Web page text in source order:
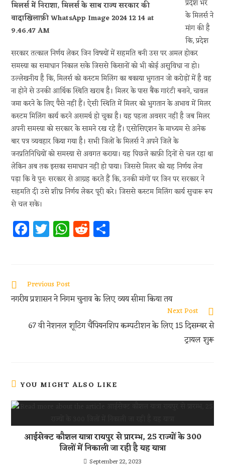
प्रदेश भर
के मिलर्स ने
मांग की है
कि, प्रदेश
सरकार तत्काल निर्णय लेकर जिन विषयों में सहमति बनी उस पर अमल होकर
समस्या का समाधान निकाल सके जिससे किसानों को भी कोई असुविधा ना हो।
उल्लेखनीय है कि, मिलर्स को कस्टम मिलिंग का बकाया भुगतान जो करोड़ों में है वह
ना होने से उनकी आर्थिक स्थिति खराब है। मिलर के पास बैंक गारंटी बनाने, चावल
जमा करने के लिए पैसे नहीं हैं। ऐसी स्थिति में मिलर को भुगतान के अभाव में मिलर
कस्टम मिलिंग कार्य करने असमर्थ हो चुका है। यह पहला अवसर नहीं है जब मिलर
अपनी समस्या को सरकार के सामने रख रहे हैं। एसोसिएशन के माध्यम से अनेक
बार पत्र व्यवहार किया गया है। सभी जिलों के मिलर्स ने अपने जिले के
जनप्रतिनिधियों को समस्या से अवगत कराया। यह पिछले काफ़ी दिनों से चल रहा था
लेकिन अब तक इसका समाधान नहीं हो पाया। जिससे मिलर को यह निर्णय लेना
पड़ा कि वे पुनः सरकार से आग्रह करते हैं कि, उनकी मांगों पर जिन पर सरकार ने
सहमति दी उसे शीघ्र निर्णय लेकर पूरी करे। जिससे कस्टम मिलिंग कार्य सुचारू रूप
से चल सके।
Fa
ce
oo
k
T
w
er
W
h
s
A
p
p
R
e
t
Previous Post
नगरीय प्रशासन ने निगम चुनाव के लिए व्यय सीमा किया तय
Next Post
67 वी नेशनल शूटिंग चैंपियनशिप कम्पटीशन के लिए 15 दिसम्बर से
ट्रायल शुरू
YOU MIGHT ALSO LIKE
आईसेक्ट कौशल यात्रा रायपुर से प्रारम्भ, 25 राज्यों के 300
जिलों में निकाली जा रही है यह यात्रा
September 22, 2023